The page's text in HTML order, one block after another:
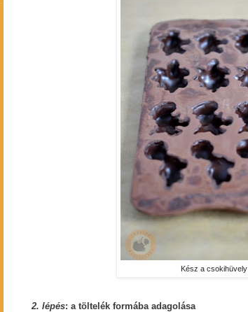
Kész a csokihüvely
2. lépés: a töltelék formába adagolása